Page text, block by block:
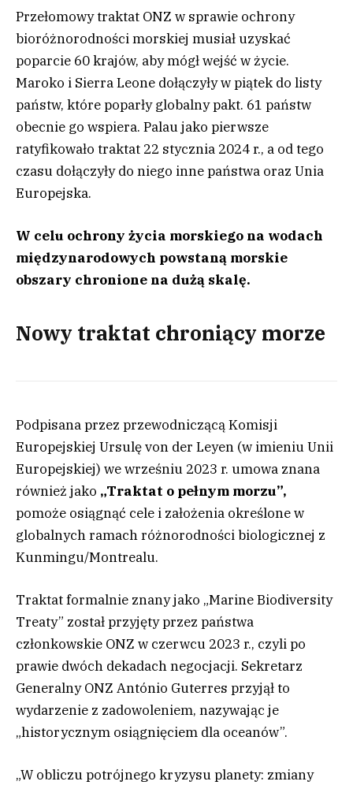
Przełomowy traktat ONZ w sprawie ochrony
bioróżnorodności morskiej musiał uzyskać
poparcie 60 krajów, aby mógł wejść w życie.
Maroko i Sierra Leone dołączyły w piątek do listy
państw, które poparły globalny pakt. 61 państw
obecnie go wspiera. Palau jako pierwsze
ratyfikowało traktat 22 stycznia 2024 r., a od tego
czasu dołączyły do niego inne państwa oraz Unia
Europejska.
W celu ochrony życia morskiego na wodach
międzynarodowych powstaną morskie
obszary chronione na dużą skalę.
Nowy traktat chroniący morze
Podpisana przez przewodniczącą Komisji
Europejskiej Ursulę von der Leyen (w imieniu Unii
Europejskiej) we wrześniu 2023 r. umowa znana
również jako „Traktat o pełnym morzu”,
pomoże osiągnąć cele i założenia określone w
globalnych ramach różnorodności biologicznej z
Kunmingu/Montrealu.
Traktat formalnie znany jako „Marine Biodiversity
Treaty” został przyjęty przez państwa
członkowskie ONZ w czerwcu 2023 r., czyli po
prawie dwóch dekadach negocjacji. Sekretarz
Generalny ONZ António Guterres przyjął to
wydarzenie z zadowoleniem, nazywając je
„historycznym osiągnięciem dla oceanów”.
„W obliczu potrójnego kryzysu planety: zmiany